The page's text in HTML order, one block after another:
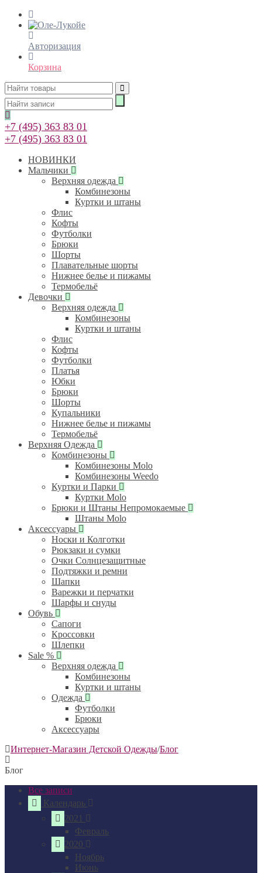
Авторизация
Корзина
+7 (495) 363 83 01
+7 (495) 363 83 01
НОВИНКИ
Мальчики
Верхняя одежда
Комбинезоны
Куртки и штаны
Флис
Кофты
Футболки
Брюки
Шорты
Плавательные шорты
Нижнее белье и пижамы
Термобельё
Девочки
Верхняя одежда
Комбинезоны
Куртки и штаны
Флис
Кофты
Футболки
Платья
Юбки
Брюки
Шорты
Купальники
Нижнее белье и пижамы
Термобельё
Верхняя Одежда
Комбинезоны
Комбинезоны Molo
Комбинезоны Weedo
Куртки и Парки
Куртки Molo
Брюки и Штаны Непромокаемые
Штаны Molo
Аксессуары
Носки и Колготки
Рюкзаки и сумки
Очки Солнцезащитные
Подтяжки и ремни
Шапки
Варежки и перчатки
Шарфы и снуды
Обувь
Сапоги
Кроссовки
Шлепки
Sale %
Верхняя одежда
Комбинезоны
Куртки и штаны
Одежда
Футболки
Брюки
Аксессуары
Интернет-Магазин Детской Одежды/Блог
Блог
Все записи
Календарь
2021
Февраль
2020
Ноябрь
Июнь